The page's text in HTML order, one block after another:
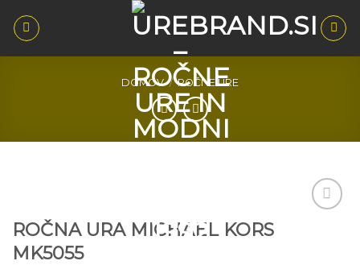
na
DOMOV / ROČNE URE
ROČNA URA MICHAEL KORS
MK5055